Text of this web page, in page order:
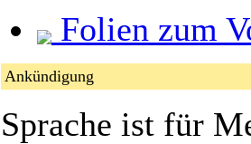
Folien zum
Ankündigung
Sprache ist für